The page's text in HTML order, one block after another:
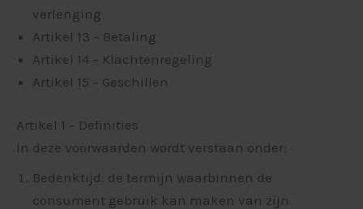
verlenging
Artikel 13 – Betaling
Artikel 14 – Klachtenregeling
Artikel 15 – Geschillen
Artikel 1 – Definities
In deze voorwaarden wordt verstaan onder:
Bedenktijd: de termijn waarbinnen de
consument gebruik kan maken van zijn